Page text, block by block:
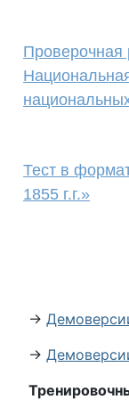
Проверочная
Тест в
1855 г.г.»
→
→